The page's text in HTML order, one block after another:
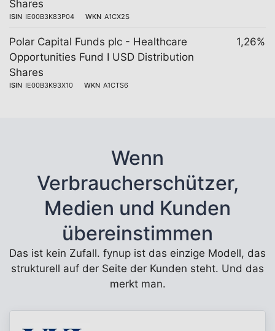
Shares
ISIN IE00B3K83P04 WKN A1CX2S
Polar Capital Funds plc - Healthcare
Opportunities Fund I USD Distribution
Shares
ISIN IE00B3K93X10 WKN A1CTS6
1,26%
Wenn
Verbraucherschützer,
Medien und Kunden
übereinstimmen
Das ist kein Zufall. fynup ist das einzige Modell, das
strukturell auf der Seite der Kunden steht. Und das
merkt man.